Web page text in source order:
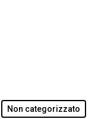
Non categorizzato